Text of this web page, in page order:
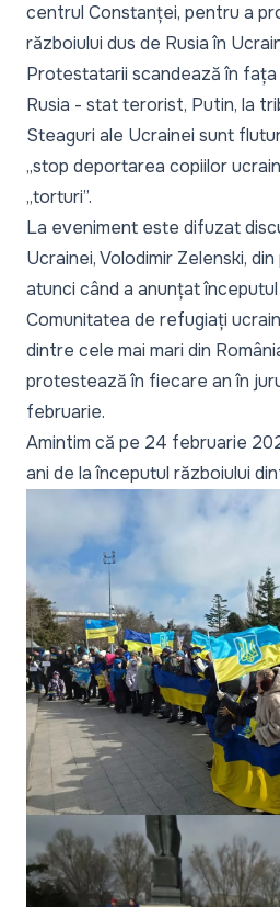
centrul Constanței, pentru a
războiului dus de Rusia în
Protestatarii scandează în fața
Rusia - stat terorist, Putin, la
Steaguri ale Ucrainei sunt
„stop deportarea copiilor
„torturi”.
La eveniment este difuzat
Ucrainei, Volodimir Zelenski,
atunci când a anunțat începutul
Comunitatea de refugiați
dintre cele mai mari din
protestează în fiecare an în
februarie.
Amintim că pe 24 februarie
ani de la începutul războiului